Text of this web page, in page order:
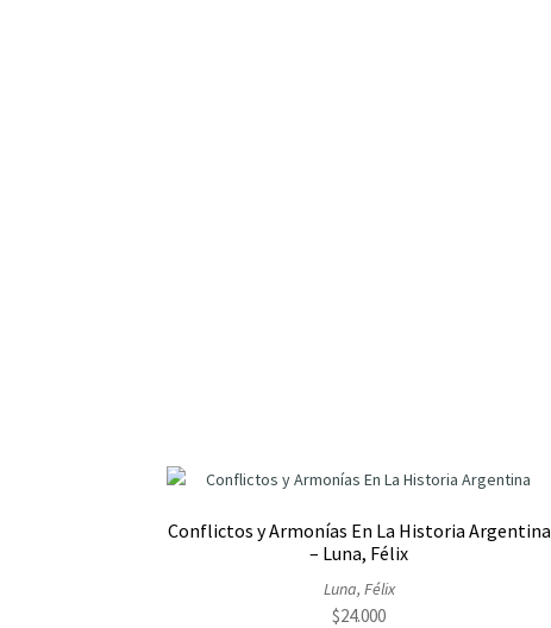
Conflictos y Armonías En La Historia Argentina
– Luna, Félix
Luna, Félix
$24.000